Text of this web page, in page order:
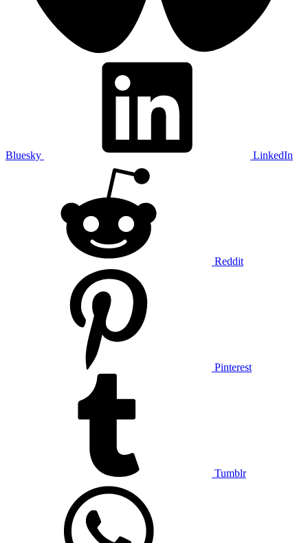
Bluesky LinkedIn
Reddit
Pinterest
Tumblr